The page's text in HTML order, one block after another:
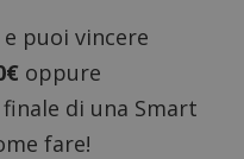
e puoi vincere
oppure
di una Smart
fare!